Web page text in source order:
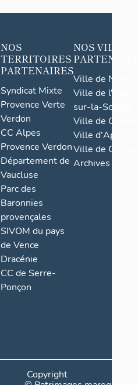
NOS
TERRITOIRES
PARTENAIRES
Syndicat Mixte
Provence Verte
Verdon
CC Alpes
Provence Verdon
Département de
Vaucluse
Parc des
Baronnies
provençales
SIVOM du pays
de Vence
Dracénie
CC de Serre-
Ponçon
NOS VILLES
Ville de Nice
Ville de l'Isle-
sur-la-Sorgue
Ville de Grasse
Ville d'Apt
Ville de
Archives
Copyright